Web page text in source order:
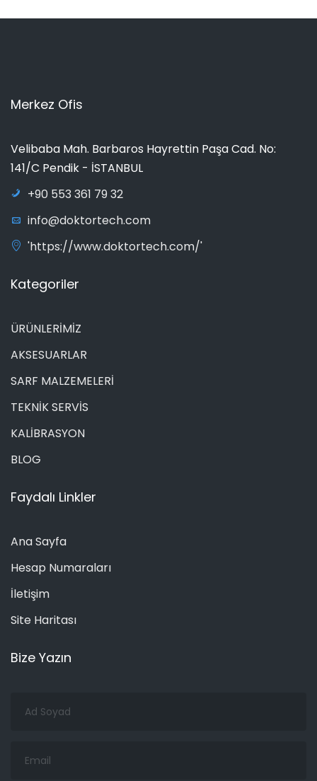
Merkez Ofis
Velibaba Mah. Barbaros Hayrettin Paşa Cad. No:
141/C Pendik - İSTANBUL
+90 553 361 79 32
info@doktortech.com
'https://www.doktortech.com/'
Kategoriler
ÜRÜNLERİMİZ
AKSESUARLAR
SARF MALZEMELERİ
TEKNİK SERVİS
KALİBRASYON
BLOG
Faydalı Linkler
Ana Sayfa
Hesap Numaraları
İletişim
Site Haritası
Bize Yazın
Soyad